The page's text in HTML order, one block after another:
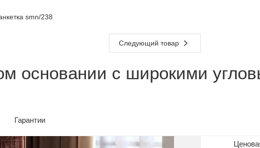
smn/238
Следующий товар
основании с широкими
Гарантии